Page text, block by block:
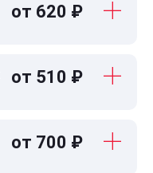
от 620 ₽
от 510 ₽
от 700 ₽